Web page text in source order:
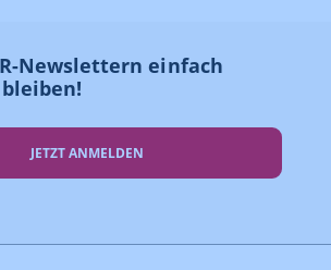
Newslettern einfach
JETZT ANMELDEN